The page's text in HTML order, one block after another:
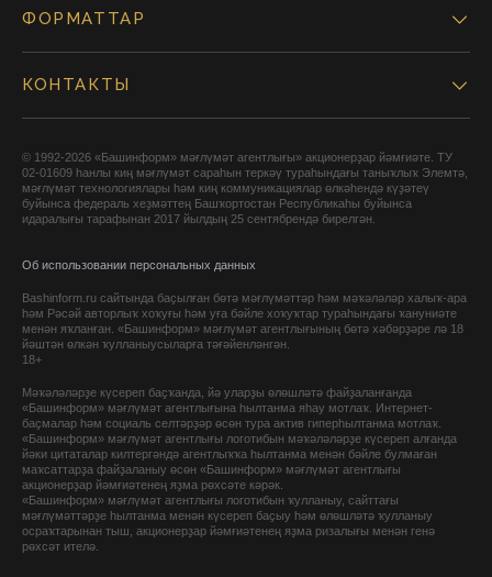
ФОРМАТТАР
КОНТАКТЫ
© 1992-2026 «Башинформ» мәғлүмәт агентлығы» акционерҙар йәмғиәте. ТУ
02-01609 һанлы киң мәғлүмәт сараһын теркәү тураһындағы таныҡлыҡ Элемтә,
мәғлүмәт технологиялары һәм киң коммуникациялар өлкәһендә күҙәтеү
буйынса федераль хеҙмәттең Башҡортостан Республикаһы буйынса
идаралығы тарафынан 2017 йылдың 25 сентябрендә бирелгән.
Об использовании персональных данных
Bashinform.ru сайтында баҫылған бөтә мәғлүмәттәр һәм мәҡәләләр халыҡ-ара
һәм Рәсәй авторлыҡ хоҡуғы һәм уға бәйле хоҡуҡтар тураһындағы ҡануниәте
менән яҡланған. «Башинформ» мәғлүмәт агентлығының бөтә хәбәрҙәре лә 18
йәштән өлкән ҡулланыусыларға тәғәйенләнгән.
18+
Мәҡәләләрҙе күсереп баҫҡанда, йә уларҙы өлөшләтә файҙаланғанда
«Башинформ» мәғлүмәт агентлығына һылтанма яһау мотлаҡ. Интернет-
баҫмалар һәм социаль селтәрҙәр өсөн тура актив гиперһылтанма мотлаҡ.
«Башинформ» мәғлүмәт агентлығы логотибын мәҡәләләрҙе күсереп алғанда
йәки цитаталар килтергәндә агентлыҡҡа һылтанма менән бәйле булмаған
маҡсаттарҙа файҙаланыу өсөн «Башинформ» мәғлүмәт агентлығы
акционерҙар йәмғиәтенең яҙма рөхсәте кәрәк.
«Башинформ» мәғлүмәт агентлығы логотибын ҡулланыу, сайттағы
мәғлүмәттәрҙе һылтанма менән күсереп баҫыу һәм өлөшләтә ҡулланыу
осраҡтарынан тыш, акционерҙар йәмғиәтенең яҙма ризалығы менән генә
рөхсәт ителә.